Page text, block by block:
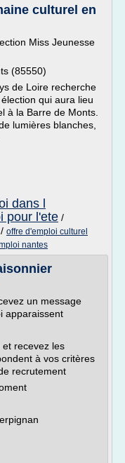
culturel en
Miss Jeunesse
(85550)
de Loire recherche
qui aura lieu
à la Barre de Monts.
lumières blanches,
dans l
pour l'ete /
/ offre d'emploi culturel
nantes
un message
apparaissent
recevez les
à vos critères
recrutement